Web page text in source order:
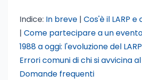
Indice: In breve | Cos'è il LARP
| Come partecipare a un evento
1988 a oggi: l'evoluzione del
Errori comuni di chi si avvicina al
Domande frequenti